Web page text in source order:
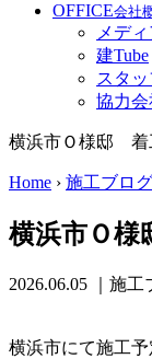
OFFICE会社
メデ
建Tube
スタ
協力
横浜市Ｏ様邸 着
Home › 施工ブログ
横浜市Ｏ
2026.06.05
｜施
横浜市にて施工予